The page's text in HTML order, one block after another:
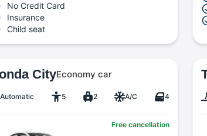
No Credit Card
Insurance
Child seat
CityEconomy car
Automatic 5 2 A/C 4
Free cancellation